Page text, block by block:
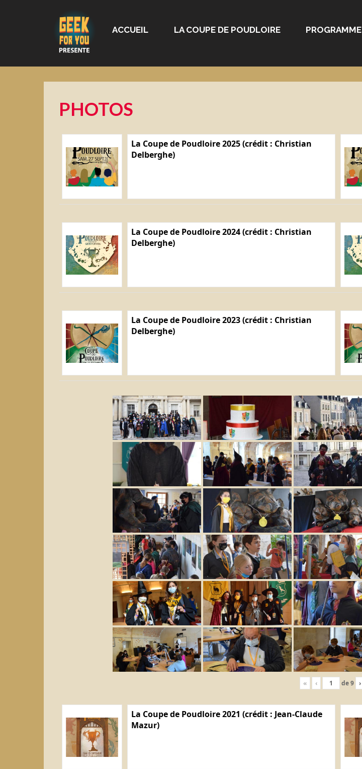
ACCUEIL LA COUPE DE POUDLOIRE PROGRAMME
PHOTOS
La Coupe de Poudloire 2025 (crédit : Christian
Delberghe)
La Coupe de Poudloire 2024 (crédit : Christian
Delberghe)
La Coupe de Poudloire 2023 (crédit : Christian
Delberghe)
« ‹ de9 ›
La Coupe de Poudloire 2021 (crédit : Jean-Claude
Mazur)